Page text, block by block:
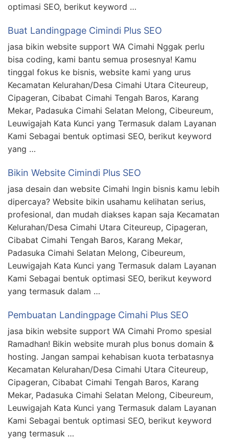
optimasi SEO, berikut keyword …
Buat Landingpage Cimindi Plus SEO
jasa bikin website support WA Cimahi Nggak perlu
bisa coding, kami bantu semua prosesnya! Kamu
tinggal fokus ke bisnis, website kami yang urus
Kecamatan Kelurahan/Desa Cimahi Utara Citeureup,
Cipageran, Cibabat Cimahi Tengah Baros, Karang
Mekar, Padasuka Cimahi Selatan Melong, Cibeureum,
Leuwigajah Kata Kunci yang Termasuk dalam Layanan
Kami Sebagai bentuk optimasi SEO, berikut keyword
yang …
Bikin Website Cimindi Plus SEO
jasa desain dan website Cimahi Ingin bisnis kamu lebih
dipercaya? Website bikin usahamu kelihatan serius,
profesional, dan mudah diakses kapan saja Kecamatan
Kelurahan/Desa Cimahi Utara Citeureup, Cipageran,
Cibabat Cimahi Tengah Baros, Karang Mekar,
Padasuka Cimahi Selatan Melong, Cibeureum,
Leuwigajah Kata Kunci yang Termasuk dalam Layanan
Kami Sebagai bentuk optimasi SEO, berikut keyword
yang termasuk dalam …
Pembuatan Landingpage Cimahi Plus SEO
jasa bikin website support WA Cimahi Promo spesial
Ramadhan! Bikin website murah plus bonus domain &
hosting. Jangan sampai kehabisan kuota terbatasnya
Kecamatan Kelurahan/Desa Cimahi Utara Citeureup,
Cipageran, Cibabat Cimahi Tengah Baros, Karang
Mekar, Padasuka Cimahi Selatan Melong, Cibeureum,
Leuwigajah Kata Kunci yang Termasuk dalam Layanan
Kami Sebagai bentuk optimasi SEO, berikut keyword
yang termasuk …